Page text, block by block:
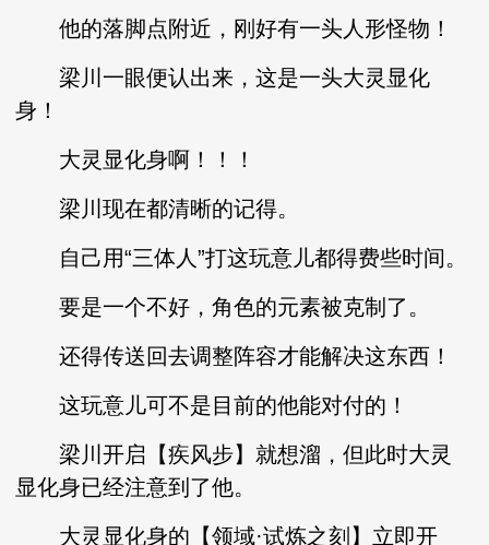
他的落脚点附近，刚好有一头人形怪物！
梁川一眼便认出来，这是一头大灵显化
身！
大灵显化身啊！！！
梁川现在都清晰的记得。
自己用“三体人”打这玩意儿都得费些时间。
要是一个不好，角色的元素被克制了。
还得传送回去调整阵容才能解决这东西！
这玩意儿可不是目前的他能对付的！
梁川开启【疾风步】就想溜，但此时大灵
显化身已经注意到了他。
大灵显化身的【领域·试炼之刻】立即开